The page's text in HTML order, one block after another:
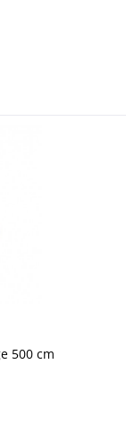
500 cm